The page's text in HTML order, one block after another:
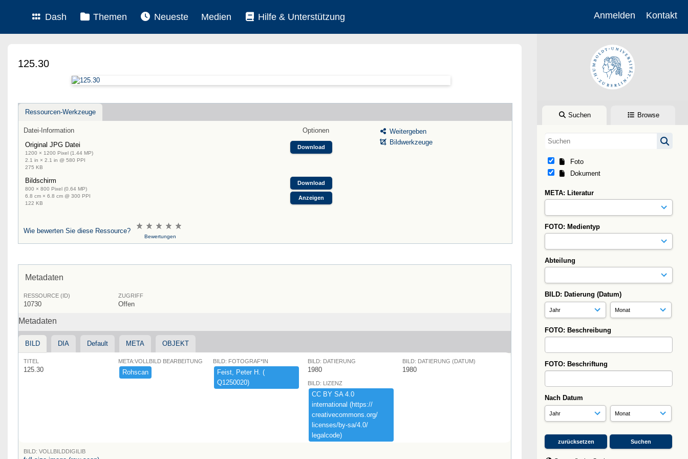
Dash Themen Neueste Medien Hilfe & Unterstützung Anmelden Kontakt
Suchen Browse
Foto
Dokument
META: Literatur
FOTO: Medientyp
Abteilung
BILD: Datierung (Datum)
FOTO: Beschreibung
FOTO: Beschriftung
Nach Datum
125.30
Ressourcen-Werkzeuge
Datei-Information
Optionen
Original JPG Datei
1200 × 1200 Pixel (1.44 MP)
2.1 in × 2.1 in @ 580 PPI
275 KB
Download
Bildschirm
800 × 800 Pixel (0.64 MP)
6.8 cm × 6.8 cm @ 300 PPI
122 KB
Download
Anzeigen
Weitergeben
Bildwerkzeuge
Wie bewerten Sie diese Ressource?
Bewertungen
Metadaten
RESSOURCE (ID)
10730
ZUGRIFF
Offen
Metadaten
BILD DIA Default META OBJEKT
TITEL
125.30
META:VOLLBILD BEARBEITUNG
Rohscan
BILD: FOTOGRAF*IN
Feist,​ ​Peter ​H.​ ​(​
Q1250020)​
BILD: DATIERUNG
1980
BILD: DATIERUNG (DATUM)
1980
BILD: LIZENZ
CC ​BY ​SA ​4.​0 ​
international ​(​https:​/​/​
creativecommons.​org/​
licenses/​by-​sa/​4.​0/​
legalcode)​
BILD: VOLLBILDDIGILIB